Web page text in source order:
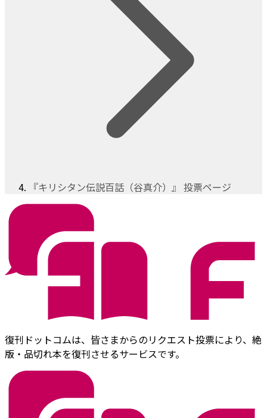
『キリシタン伝説百話（谷真介）』 投票ページ
復刊ドットコムは、皆さまからのリクエスト投票により、絶
版・品切れ本を復刊させるサービスです。